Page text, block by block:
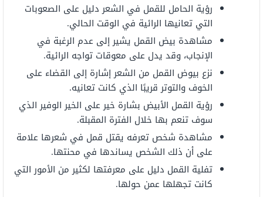
رؤية الحامل للقمل في الشعر دليل على الصعوبات
التي تعانيها الرائية في الوقت الحالي.
مشاهدة بيض القمل يشير إلى عدم الرغبة في
الإنجاب، وقد يدل على معوقات تواجه الرائية.
نزع بيوض القمل من الشعر إشارة إلى القضاء على
الخوف والتوتر قريبًا الذي كانت تعانيه.
رؤية القمل الأبيض بشارة خير على الخير الوفير الذي
سوف تنعم بها خلال الفترة المقبلة.
مشاهدة شخص تعرفه يقتل قمل في شعرها علامة
على أن ذلك الشخص يساندها في محنتها.
تفلية القمل دليل على معرفتها لكثير من الأمور التي
كانت تجهلها عمن حولها.